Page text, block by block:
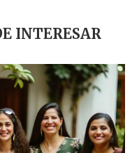
INTERESAR